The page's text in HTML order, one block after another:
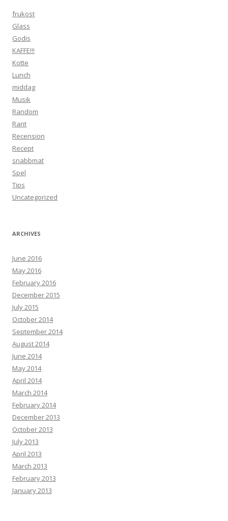
frukost
Glass
Godis
KAFFE!!!
Kotte
Lunch
middag
Musik
Random
Rant
Recension
Recept
snabbmat
Spel
Tips
Uncategorized
ARCHIVES
June 2016
May 2016
February 2016
December 2015
July 2015
October 2014
September 2014
August 2014
June 2014
May 2014
April 2014
March 2014
February 2014
December 2013
October 2013
July 2013
April 2013
March 2013
February 2013
January 2013